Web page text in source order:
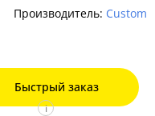
Производитель: Custom
Быстрый заказ
i